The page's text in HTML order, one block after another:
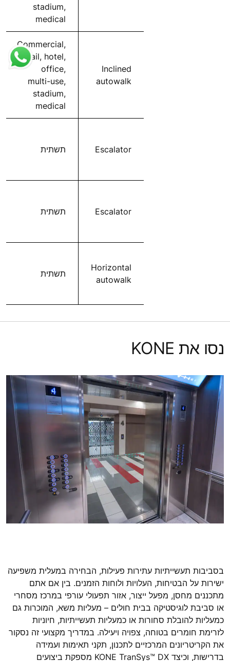
stadium,
medical
Inclined
autowalk
Commercial,
retail, hotel,
office,
multi-use,
stadium,
medical
Escalator תשתית
Escalator תשתית
Horizontal
autowalk
תשתית
נסו את KONE
בסביבות תעשייתיות עתירות פעילות, הבחירה במעלית משפיעה
ישירות על הבטיחות, העלויות ולוחות הזמנים. בין אם אתם
מתכננים מחסן, מפעל ייצור, אזור תפעולי עורפי במרכז מסחרי
או סביבת לוגיסטיקה בבית חולים – מעליות משא, המוכרות גם
כמעליות להובלת סחורות או כמעליות תעשייתיות, חיוניות
לזרימת חומרים בטוחה, צפויה ויעילה. במדריך מקצועי זה נסקור
את הקריטריונים המרכזיים לתכנון, תקני תאימות ועמידה
בדרישות, וכיצד KONE TranSys™ DX מספקת ביצועים